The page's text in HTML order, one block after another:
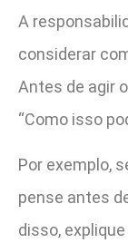
A
considerar
Antes de agir
“Como isso
Por exemplo,
pense antes
disso,